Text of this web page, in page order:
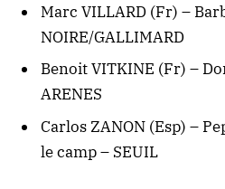
Marc VILLARD (Fr) –
NOIRE/GALLIMARD
Benoit VITKINE (Fr) –
ARENES
Carlos ZANON (Esp) –
le camp – SEUIL